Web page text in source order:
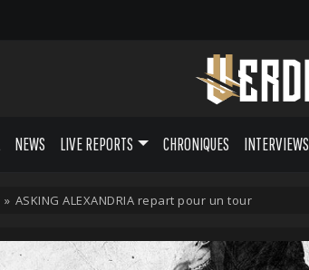
NEWS LIVE REPORTS CHRONIQUES INTERVIEWS
» ASKING ALEXANDRIA repart pour un tour